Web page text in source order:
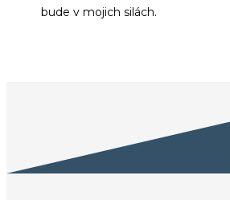
bude v mojich silách.